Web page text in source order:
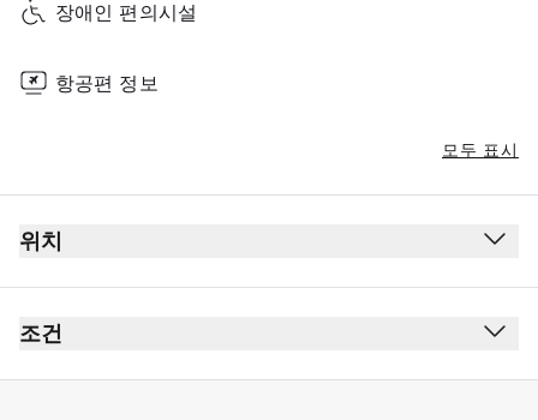
장애인 편의시설
항공편 정보
모두 표시
위치
조건